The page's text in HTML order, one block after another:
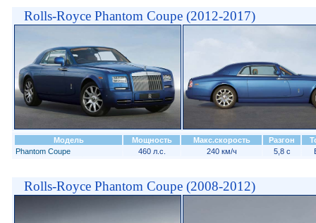
Rolls-Royce Phantom Coupe (2012-2017)
Модель Мощность Макс.скорость Разгон
Phantom Coupe
460 л.с. 240 км/ч 5,8 с
Rolls-Royce Phantom Coupe (2008-2012)